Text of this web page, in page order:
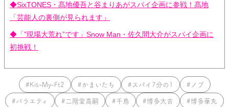
◆SixTONES・髙地優吾と谷まりあがスパイ企画に参戦！髙地
「芸能人の裏側が見られます」
◆「”現場大荒れ”です」Snow Man・佐久間大介がスパイ企画に
初挑戦！
#Kis-My-Ft2 #かまいたち #スパイ7分の1 #ノブ
#バラエティ #二階堂高嗣 #千鳥 #博多大吉 #博多華丸